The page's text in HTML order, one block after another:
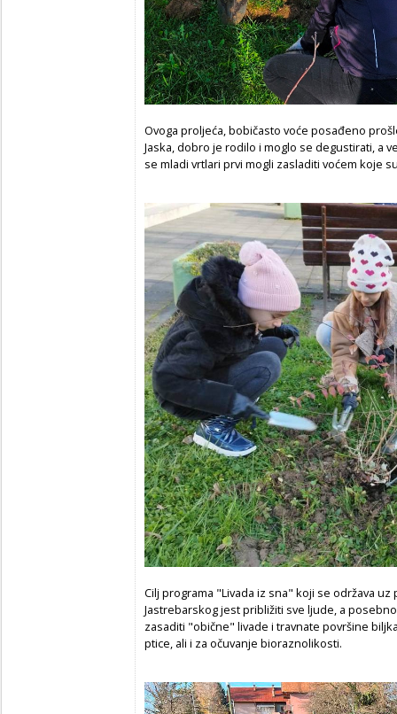
Ovoga proljeća, bobičasto voće posađeno
Jaska, dobro je rodilo i moglo se degustirati, a
se mladi vrtlari prvi mogli zasladiti voćem koje
Cilj programa "Livada iz sna" koji se održava
Jastrebarskog jest približiti sve ljude, a
zasaditi "obične" livade i travnate površine
ptice, ali i za očuvanje bioraznolikosti.